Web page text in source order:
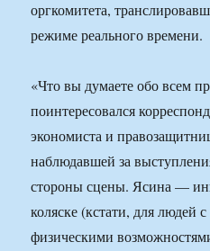
оргкомитета,
режиме реального времени.
«Что вы думаете обо всем
поинтересовался
экономиста и
наблюдавшей за
стороны сцены. Ясина —
коляске (кстати, для людей
физическими